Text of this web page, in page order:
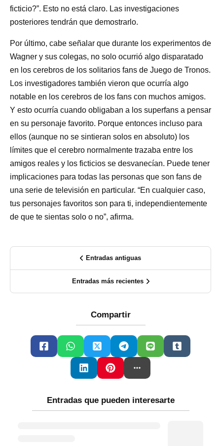
ficticio?”. Esto no está claro. Las investigaciones
posteriores tendrán que demostrarlo.
Por último, cabe señalar que durante los experimentos de
Wagner y sus colegas, no solo ocurrió algo disparatado
en los cerebros de los solitarios fans de Juego de Tronos.
Los investigadores también vieron que ocurría algo
notable en los cerebros de los fans con muchos amigos.
Y esto ocurría cuando obligaban a los superfans a pensar
en su personaje favorito. Porque entonces incluso para
ellos (aunque no se sintieran solos en absoluto) los
límites que el cerebro normalmente trazaba entre los
amigos reales y los ficticios se desvanecían. Puede tener
implicaciones para todas las personas que son fans de
una serie de televisión en particular. “En cualquier caso,
tus personajes favoritos son para ti, independientemente
de que te sientas solo o no”, afirma.
Entradas antiguas
Entradas más recientes
Compartir
Entradas que pueden interesarte